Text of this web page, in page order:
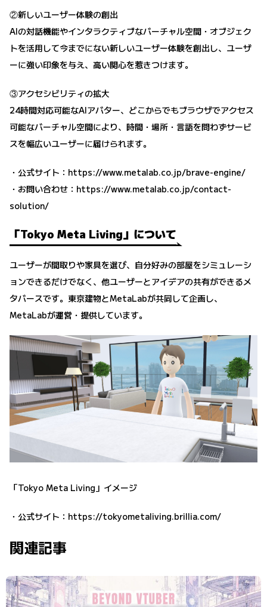
②新しいユーザー体験の創出
AIの対話機能やインタラクティブなバーチャル空間・オブジェク
トを活用して今までにない新しいユーザー体験を創出し、ユーザ
ーに強い印象を与え、高い関心を惹きつけます。
③アクセシビリティの拡大
24時間対応可能なAIアバター、どこからでもブラウザでアクセス
可能なバーチャル空間により、時間・場所・言語を問わずサービ
スを幅広いユーザーに届けられます。
・公式サイト： https://www.metalab.co.jp/brave-engine/
・お問い合わせ： https://www.metalab.co.jp/contact-
solution/
「Tokyo Meta Living」について
ユーザーが間取りや家具を選び、自分好みの部屋をシミュレーシ
ョンできるだけでなく、他ユーザーとアイデアの共有ができるメ
タバースです。東京建物とMetaLabが共同して企画し、
MetaLabが運営・提供しています。
「Tokyo Meta Living」イメージ
・公式サイト： https://tokyometaliving.brillia.com/
関連記事